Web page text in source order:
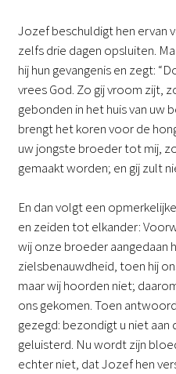
Jozef beschuldigt hen ervan
zelfs drie dagen opsluiten.
hij hun gevangenis en zegt:
vrees God. Zo gij vroom zijt,
gebonden in het huis van uw
brengt het koren voor de
uw jongste broeder tot mij,
gemaakt worden; en gij zult
En dan volgt een
en zeiden tot elkander:
wij onze broeder aangedaan
zielsbenauwdheid, toen hij
maar wij hoorden niet;
ons gekomen. Toen
gezegd: bezondigt u niet aan
geluisterd. Nu wordt zijn
echter niet, dat Jozef hen